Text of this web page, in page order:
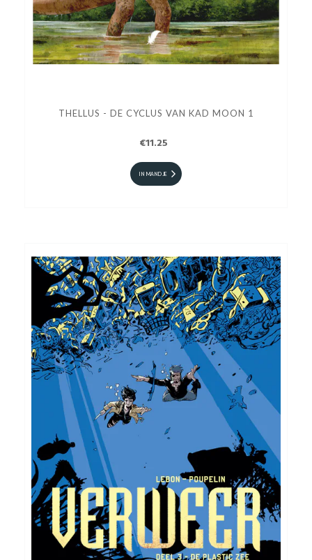
THELLUS - DE CYCLUS VAN KAD MOON 1
€11.25
IN MANDJE